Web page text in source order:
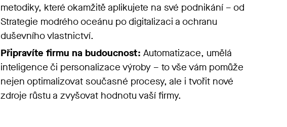
metodiky, které okamžitě aplikujete na své podnikání – od
Strategie modrého oceánu po digitalizaci a ochranu
duševního vlastnictví.
Připravíte firmu na budoucnost: Automatizace, umělá
inteligence či personalizace výroby – to vše vám pomůže
nejen optimalizovat současné procesy, ale i tvořit nové
zdroje růstu a zvyšovat hodnotu vaší firmy.